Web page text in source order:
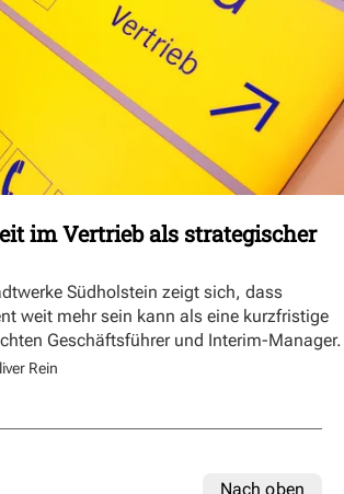
im Vertrieb als strategischer
Südholstein zeigt sich, dass
weit mehr sein kann als eine kurzfristige
Geschäftsführer und Interim-Manager.
Rein
Nach oben